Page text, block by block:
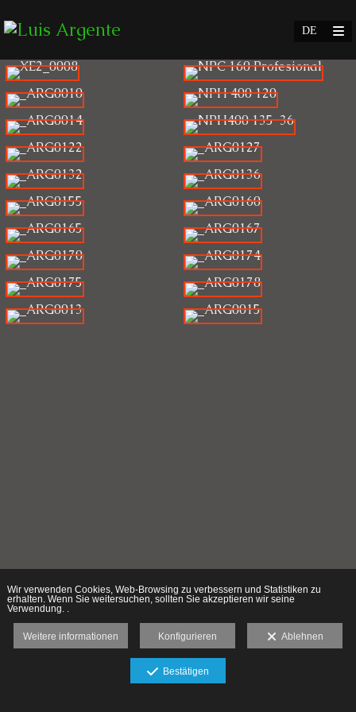
Wir verwenden Cookies, Web-Browsing zu verbessern und Statistiken zu
erhalten. Wenn Sie weitersuchen, sollten Sie akzeptieren wir seine
Verwendung. .
Weitere informationen Konfigurieren Ablehnen
Bestätigen